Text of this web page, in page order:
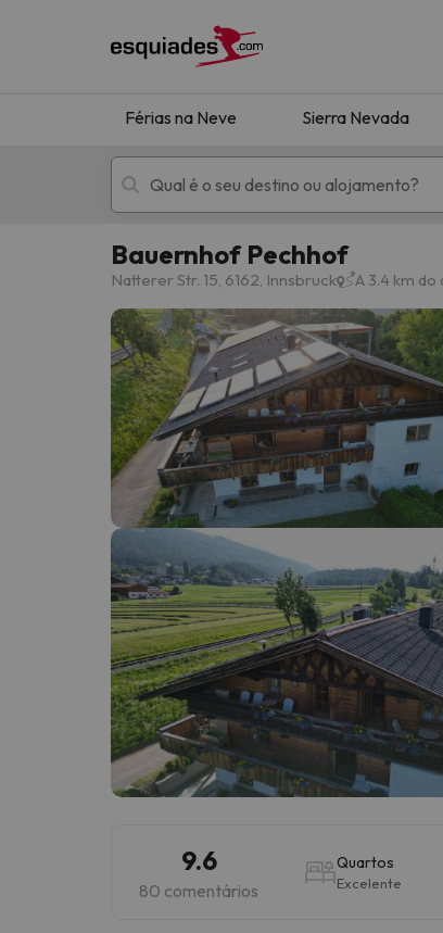
Férias na Neve Sierra Nevada
Férias na neve Hotéis de
Oops, não encontramos nenhum
Bem, parece que o nosso Seeker
Bauernhof Pechhof
Natterer Str. 15, 6162, Innsbruck A 3.4 km
9.6
80 comentários
Quartos
Excelente